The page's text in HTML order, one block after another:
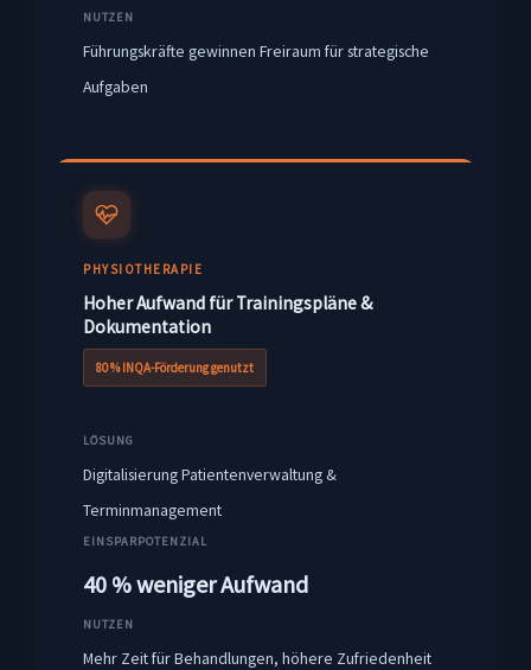
NUTZEN
Führungskräfte gewinnen Freiraum für strategische
Aufgaben
PHYSIOTHERAPIE
Hoher Aufwand für Trainingspläne &
Dokumentation
80 % INQA-Förderung genutzt
LÖSUNG
Digitalisierung Patientenverwaltung &
Terminmanagement
EINSPARPOTENZIAL
40 % weniger Aufwand
NUTZEN
Mehr Zeit für Behandlungen, höhere Zufriedenheit